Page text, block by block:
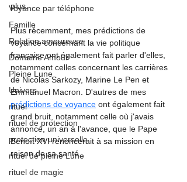
Voyance par téléphone
Famille
Relation amoureuse
Domaine Amour
Pleine Lune
Univers
rituel
rituel de protection
protection universelle
rituel de pleine Lune
rituel de magie
plus.
Plus récemment, mes prédictions de
voyance concernant la vie politique
française ont également fait parler d'elles,
notamment celles concernant les carrières
de Nicolas Sarkozy, Marine Le Pen et
Emmanuel Macron. D'autres de mes
prédictions de voyance ont également fait
grand bruit, notamment celle où j'avais
annoncé, un an à l'avance, que le Pape
Benoît XVI renoncerait à sa mission en
raison de sa santé.